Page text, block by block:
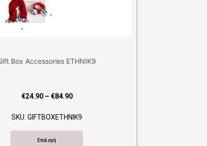
ETHNIK9
Price
€24.90
through
€84.90